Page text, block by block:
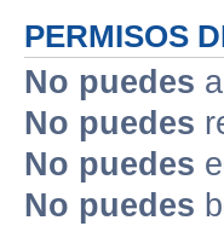
PERMISOS
No puedes
No puedes
No puedes
No puedes